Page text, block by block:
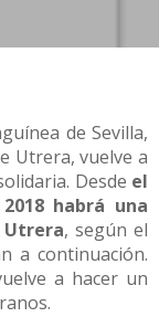
de Sevilla,
Utrera, vuelve a
Desde el
habrá una
Utrera, según el
a continuación.
a hacer un